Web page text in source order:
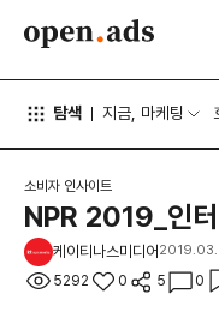
탐색 지금, 마케팅
소비자 인사이트
NPR 2019_인
케이티나스미디어
5292 0 5 0